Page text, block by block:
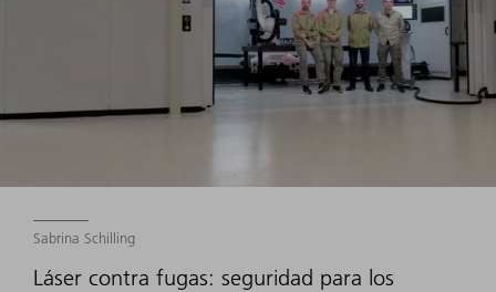
Sabrina Schilling
Láser contra fugas: seguridad para los